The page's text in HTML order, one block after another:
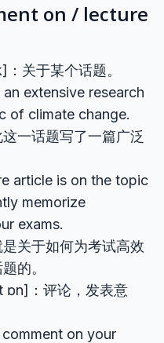
on / lecture
：关于某个话题。
extensive research
of climate change.
一话题写了一篇广泛
article is on the topic
memorize
exams.
关于如何为考试高效
的。
ɒn]：评论，发表意
comment on your